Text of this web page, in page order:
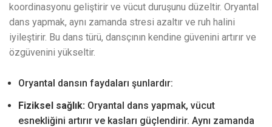
koordinasyonu geliştirir ve vücut duruşunu düzeltir. Oryantal
dans yapmak, aynı zamanda stresi azaltır ve ruh halini
iyileştirir. Bu dans türü, dansçının kendine güvenini artırır ve
özgüvenini yükseltir.
Oryantal dansın faydaları şunlardır:
Fiziksel sağlık: Oryantal dans yapmak, vücut
esnekliğini artırır ve kasları güçlendirir. Aynı zamanda